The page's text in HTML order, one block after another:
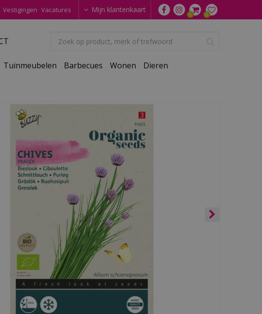
Vestigingen Vacatures Mijn klantenkaart
Tuinmeubelen Barbecues Wonen Dieren